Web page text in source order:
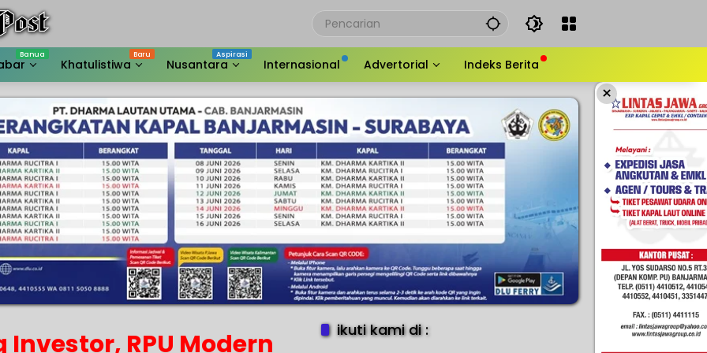
Khatulistiwa Nusantara Internasional Advertorial Indeks Berita
×
RPU Modern
ikuti kami di :